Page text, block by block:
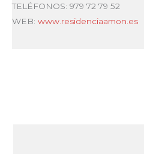
TELÉFONOS: 979 72 79 52
WEB: www.residenciaamon.es